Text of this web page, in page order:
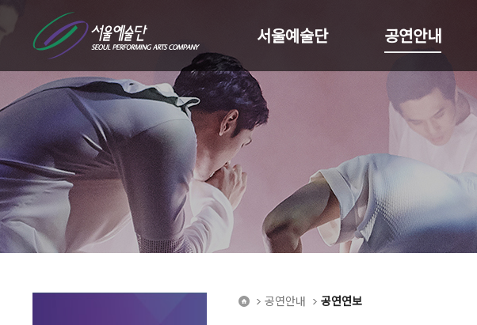
서울예술단 공연안내
공연안내 공연연보